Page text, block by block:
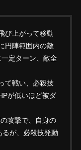
び上がって移動
円陣範囲内の敵
定ターン、敵全
て戦い、必殺技
が低いほど被ダ
攻撃で、自身の
が、必殺技発動